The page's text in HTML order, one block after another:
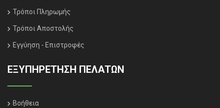
Τρόποι Πληρωμής
Τρόποι Αποστολής
Εγγύηση - Επιστροφές
ΕΞΥΠΗΡΈΤΗΣΗ ΠΕΛΑΤΏΝ
Βοήθεια